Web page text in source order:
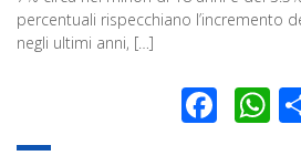
percentuali rispecchiano l’incremento
negli ultimi anni, […]